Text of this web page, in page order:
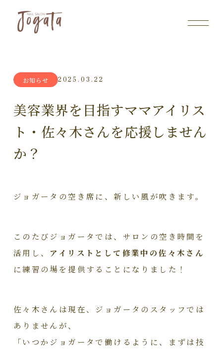
お知らせ 2025.03.22
美容業界を目指すママアイリス
ト・佐々木さんを応援しません
か？
ジョガータの空き席に、新しい風が吹きます。
このたびジョガータでは、サロンの空き時間を
活用し、 アイリストとして修業中の佐々木さん
に練習の場を提供することになりました！
佐々木さんは現在、ジョガータのスタッフでは
ありませんが、
「いつかジョガータで働けるように、まずは技